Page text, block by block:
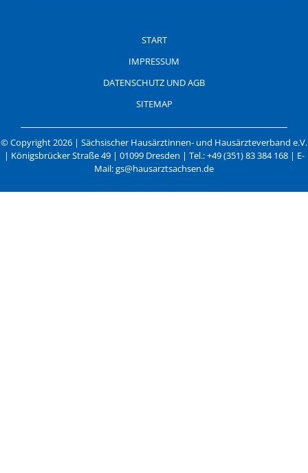
START
IMPRESSUM
DATENSCHUTZ UND AGB
SITEMAP
© Copyright 2026 | Sächsischer Hausärztinnen- und Hausärzteverband e.V.
| Königsbrücker Straße 49 | 01099 Dresden | Tel.: +49 (351) 83 384 168 | E-
Mail: gs@hausarztsachsen.de